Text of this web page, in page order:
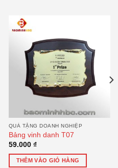
QUÀ TẶNG DOANH NGHIỆP
Bảng vinh danh T07
59.000 ₫
THÊM VÀO GIỎ HÀNG